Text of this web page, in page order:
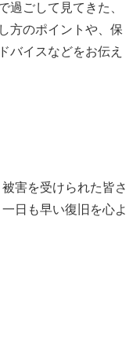
過ごして見てきた、
方のポイントや、保
バイスなどをお伝え
害を受けられた皆さ
日も早い復旧を心よ